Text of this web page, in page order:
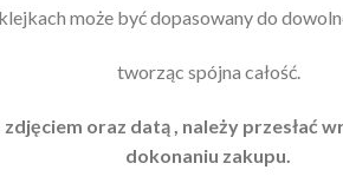
może być dopasowany do
tworząc spójna całość.
oraz datą , należy przesłać
dokonaniu zakupu.